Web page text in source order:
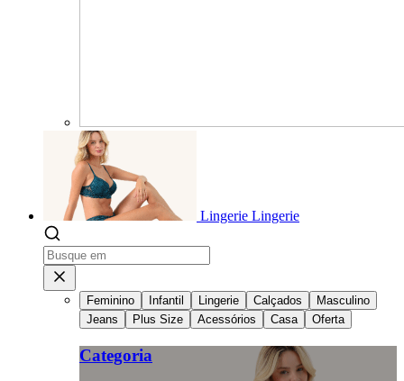
Lingerie Lingerie
Feminino Infantil Lingerie Calçados
Masculino
Jeans
Plus Size Acessórios Casa Oferta
Categoria